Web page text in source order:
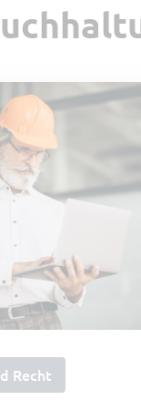
Recht